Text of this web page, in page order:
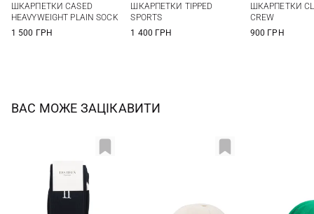
ШКАРПЕТКИ CASED
HEAVYWEIGHT PLAIN SOCK
1 500 ГРН
ШКАРПЕТКИ TIPPED
SPORTS
1 400 ГРН
ШКАРПЕТКИ
CREW
900 ГРН
ВАС МОЖЕ ЗАЦІКАВИТИ